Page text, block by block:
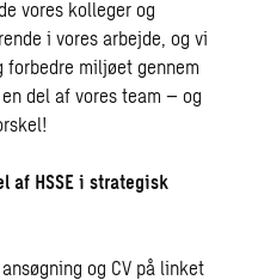
vores kolleger og
i vores arbejde, og vi
miljøet gennem
del af vores team – og
af HSSE i strategisk
og CV på linket